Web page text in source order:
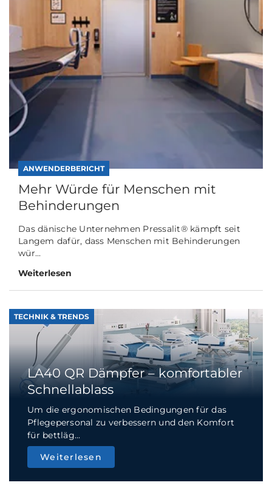
ANWENDERBERICHT
Mehr Würde für Menschen mit
Behinderungen
Das dänische Unternehmen Pressalit® kämpft seit
Langem dafür, dass Menschen mit Behinderungen
wür...
Weiterlesen
TECHNIK & TRENDS
LA40 QR Dämpfer – komfortabler
Schnellablass
Um die ergonomischen Bedingungen für das
Pflegepersonal zu verbessern und den Komfort
für bettläg...
Weiterlesen